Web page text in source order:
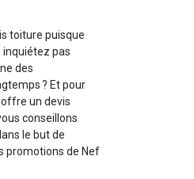
toiture puisque
inquiétez pas
des
? Et pour
un devis
conseillons
le but de
promotions de Nef